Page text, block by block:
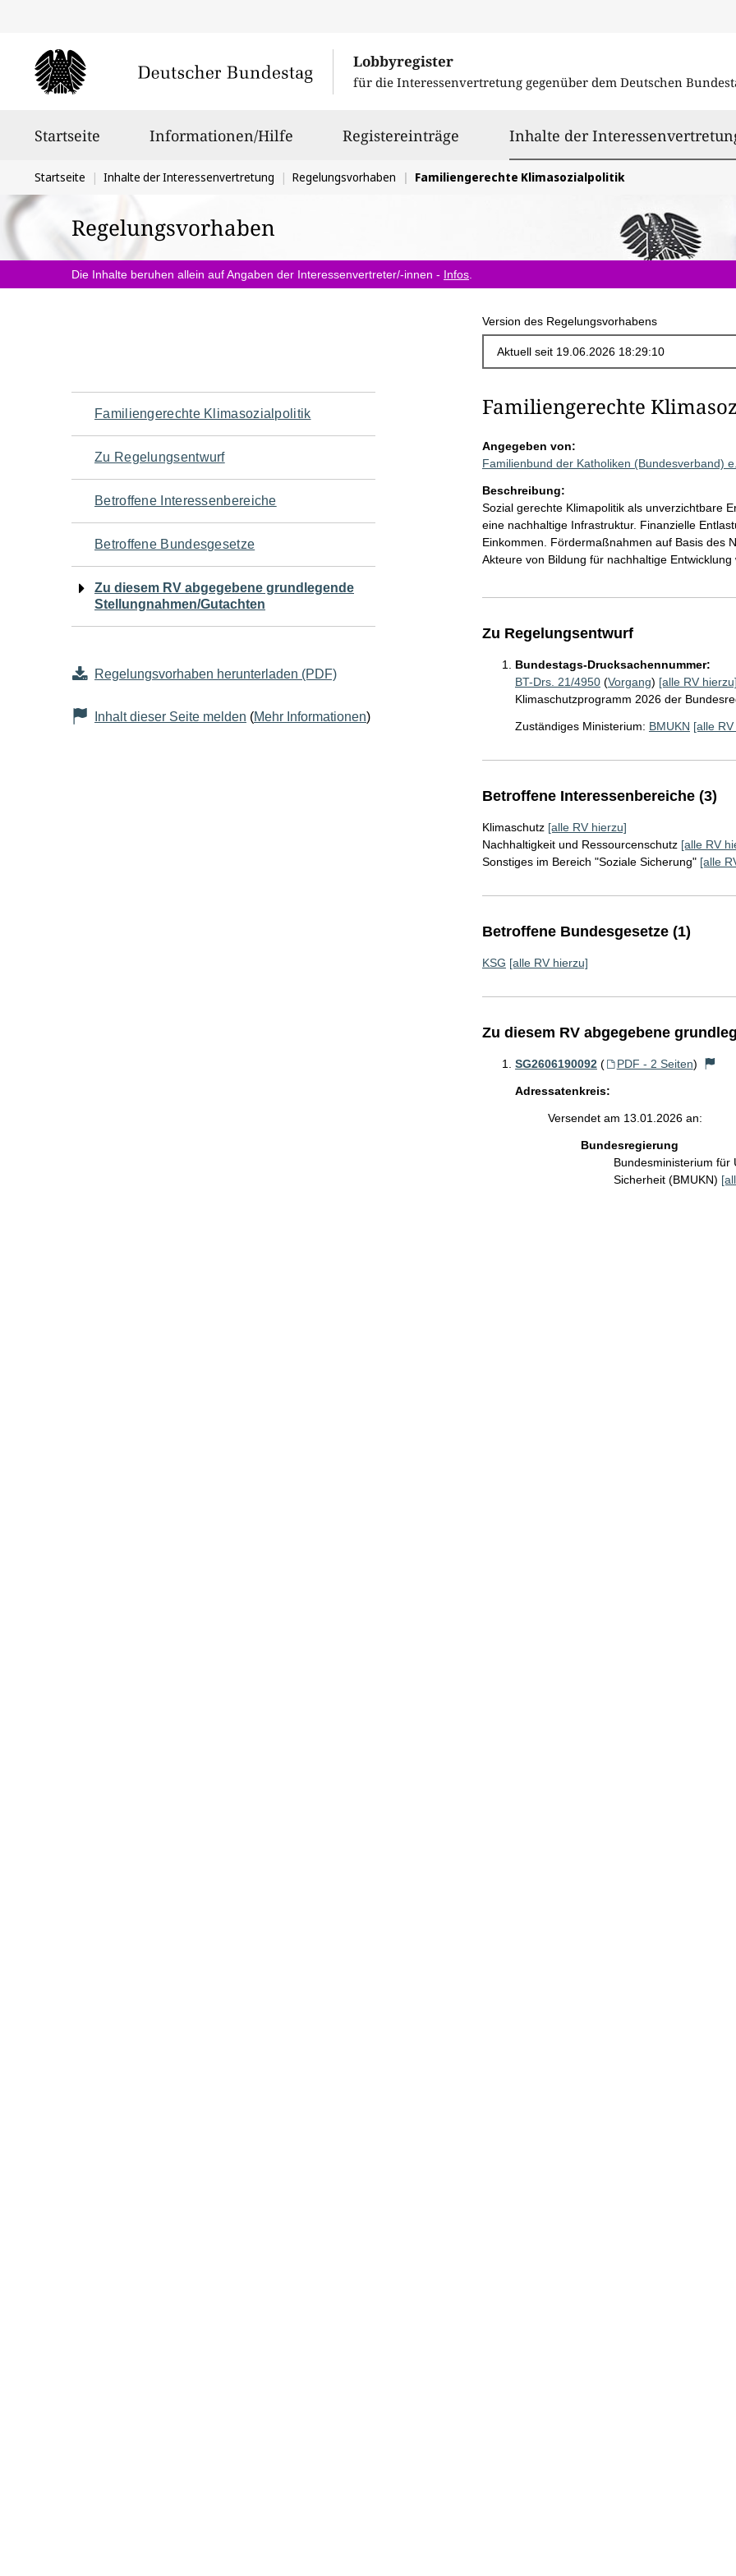
Lobbyregister
für die Interessenvertretung gegenüber dem Deutschen
Startseite Informationen/Hilfe Registereinträge Inhalte der
Sie
befinden
sich
hier:
Startseite Inhalte der Interessenvertretung Regelungsvorhaben Familiengerechte Klimasozialpolitik
Regelungsvorhaben
Die Inhalte beruhen allein auf Angaben der Interessenvertreter/-innen - Infos
Version des Regelungsvorhabens
Navigation
für
den
Seiteninhalt
Familiengerechte Klimasozialpolitik
Zu Regelungsentwurf
Betroffene Interessenbereiche
Betroffene Bundesgesetze
Zu diesem RV abgegebene grundlegende
Stellungnahmen/Gutachten
Regelungsvorhaben herunterladen (PDF)
Inhalt dieser Seite melden (Mehr Informationen)
Familiengerechte
Angegeben von:
Familienbund der Katholiken (Bundesverband)
Beschreibung:
Sozial gerechte Klimapolitik als unverzichtbare
eine nachhaltige Infrastruktur. Finanzielle
Einkommen. Fördermaßnahmen auf Basis des
Akteure von Bildung für nachhaltige
Zu Regelungsentwurf
Bundestags-Drucksachennummer:
BT-Drs. 21/4950(Vorgang) [alle RV
Klimaschutzprogramm 2026 der
Zuständiges Ministerium: BMUKN [alle
Betroffene Interessenbereiche (3)
Klimaschutz [alle RV hierzu]
Nachhaltigkeit und Ressourcenschutz [alle RV
Sonstiges im Bereich "Soziale Sicherung" [alle
Betroffene Bundesgesetze (1)
KSG [alle RV hierzu]
Zu diesem RV abgegebene
SG2606190092 ( PDF - 2 Seiten)
Adressatenkreis:
Versendet am 13.01.2026 an:
Bundesregierung
Bundesministerium für
Sicherheit (BMUKN)